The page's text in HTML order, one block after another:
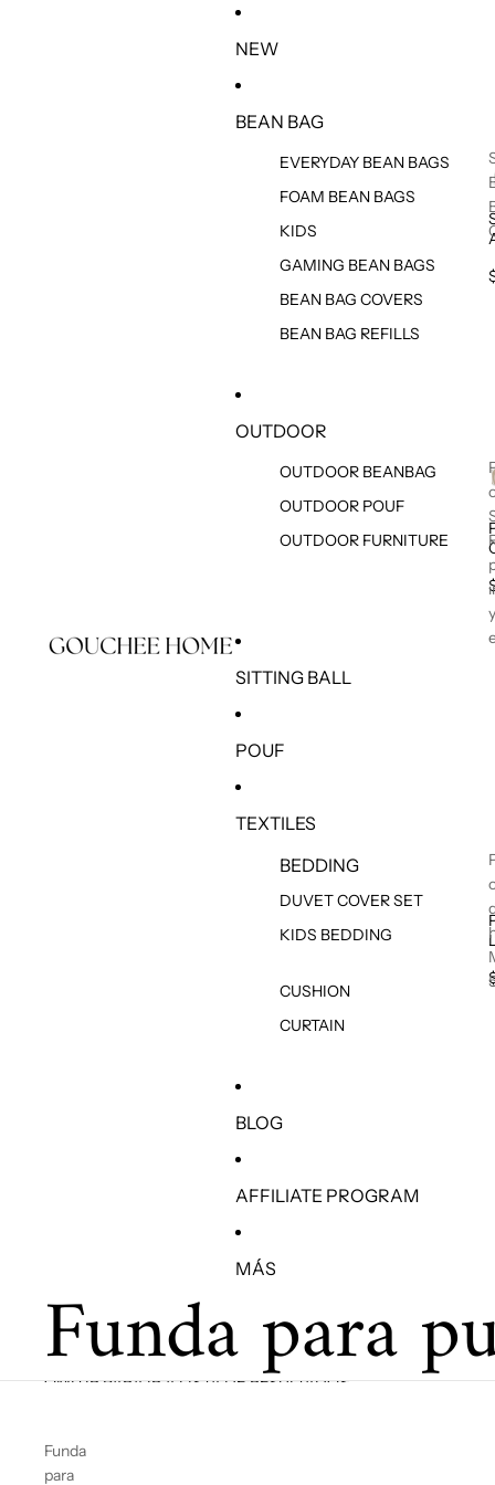
NEW
BEAN BAG
EVERYDAY BEAN BAGS
FOAM BEAN BAGS
KIDS
GAMING BEAN BAGS
BEAN BAG COVERS
BEAN BAG REFILLS
OUTDOOR
OUTDOOR BEANBAG
OUTDOOR POUF
OUTDOOR FURNITURE
y
SITTING BALL
POUF
TEXTILES
BEDDING
DUVET COVER SET
KIDS BEDDING
CUSHION
CURTAIN
BLOG
AFFILIATE PROGRAM
MÁS
Funda para
OMITIR PARA IR A LISTA DE RESULTADOS
Funda
para